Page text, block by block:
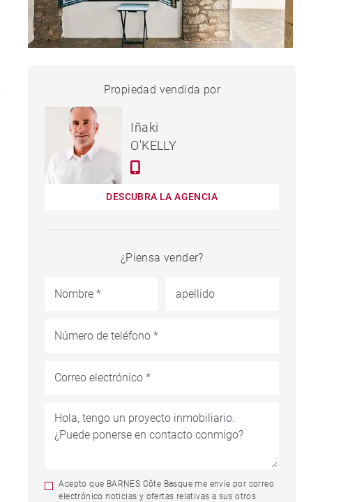
PISO HENDAYE - 149 M²
Propiedad vendida por
Iñaki
O'KELLY
DESCUBRA LA AGENCIA
¿Piensa vender?
Acepto que BARNES Côte Basque me envíe por correo
electrónico noticias y ofertas relativas a sus otros